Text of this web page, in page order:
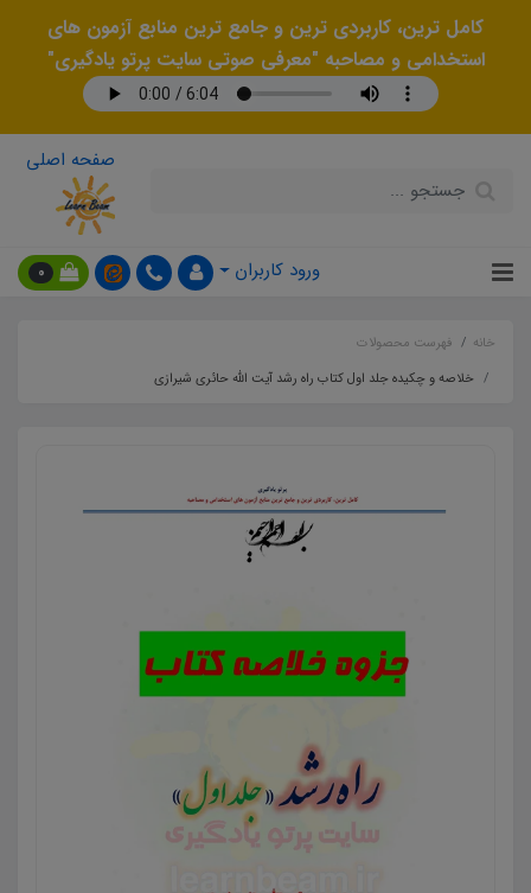
کامل ترین، کاربردی ترین و جامع ترین منابع آزمون های
استخدامی و مصاحبه "معرفی صوتی سایت پرتو یادگیری"
صفحه اصلی
ورود کاربران 0
خانه
فهرست محصولات
خلاصه و چکیده جلد اول کتاب راه رشد آیت الله حائری شیرازی